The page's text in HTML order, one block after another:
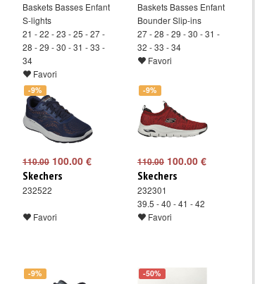
Baskets Basses Enfant
S-lights
21 - 22 - 23 - 25 - 27 -
28 - 29 - 30 - 31 - 33 -
34
Favori
Baskets Basses Enfant
Bounder Slip-ins
27 - 28 - 29 - 30 - 31 -
32 - 33 - 34
Favori
-9%
110.00 100.00 €
Skechers
232522
Favori
-9%
110.00 100.00 €
Skechers
232301
39.5 - 40 - 41 - 42
Favori
-9% -50%